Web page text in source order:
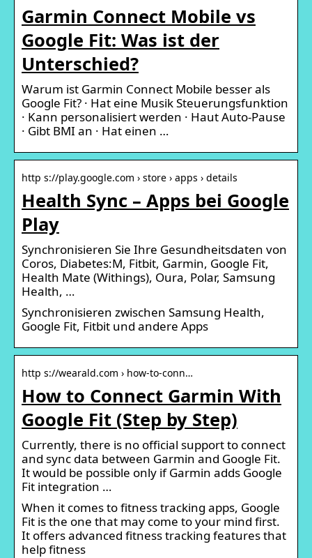
Garmin Connect Mobile vs
Google Fit: Was ist der
Unterschied?
Warum ist Garmin Connect Mobile besser als
Google Fit? · Hat eine Musik Steuerungsfunktion
· Kann personalisiert werden · Haut Auto-Pause
· Gibt BMI an · Hat einen …
http s://play.google.com › store › apps › details
Health Sync – Apps bei Google
Play
Synchronisieren Sie Ihre Gesundheitsdaten von
Coros, Diabetes:M, Fitbit, Garmin, Google Fit,
Health Mate (Withings), Oura, Polar, Samsung
Health, …
Synchronisieren zwischen Samsung Health,
Google Fit, Fitbit und andere Apps
http s://wearald.com › how-to-conn…
How to Connect Garmin With
Google Fit (Step by Step)
Currently, there is no official support to connect
and sync data between Garmin and Google Fit.
It would be possible only if Garmin adds Google
Fit integration …
When it comes to fitness tracking apps, Google
Fit is the one that may come to your mind first.
It offers advanced fitness tracking features that
help fitness